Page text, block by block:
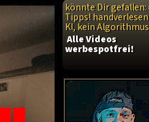
könnte Dir gefallen:
Tipps!
KI, kein
Alle Videos
werbespotfrei!